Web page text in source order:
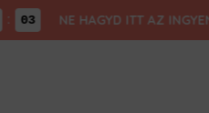
03 NE HAGYD ITT AZ